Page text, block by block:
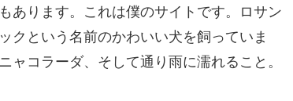
あります。これは僕のサイトです。ロサン
クという名前のかわいい犬を飼っていま
ャコラーダ、そして通り雨に濡れること。